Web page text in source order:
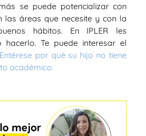
se puede potencializar con
las áreas que necesite y con la
hábitos. En IPLER les
hacerlo. Te puede interesar el
Entérese por qué su hijo no tiene
académico.